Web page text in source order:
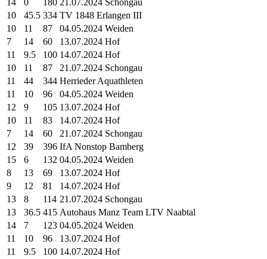
14
0 180 21.07.2024 Schongau
10
45.5 334 TV 1848 Erlangen III
10
11 87
04.05.2024 Weiden
7
14 60
13.07.2024 Hof
11
9.5 100 14.07.2024 Hof
10
11 87
21.07.2024 Schongau
11
44 344 Herrieder Aquathleten
11
10 96
04.05.2024 Weiden
12
9 105 13.07.2024 Hof
10
11 83
14.07.2024 Hof
7
14 60
21.07.2024 Schongau
12
39 396 IfA Nonstop Bamberg
15
6 132 04.05.2024 Weiden
8
13 69
13.07.2024 Hof
9
12 81
14.07.2024 Hof
13
8 114 21.07.2024 Schongau
13
36.5 415 Autohaus Manz Team LTV Naabtal
14
7 123 04.05.2024 Weiden
11
10 96
13.07.2024 Hof
11
9.5 100 14.07.2024 Hof